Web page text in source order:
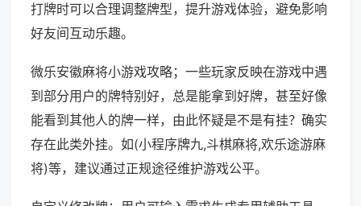
打牌时可以合理调整牌型，提升游戏体验，避免影响
好友间互动乐趣。
微乐安徽麻将小游戏攻略；一些玩家反映在游戏中遇
到部分用户的牌特别好，总是能拿到好牌，甚至好像
能看到其他人的牌一样，由此怀疑是不是有挂？确实
存在此类外挂。如(小程序牌九,斗棋麻将,欢乐途游麻
将)等，建议通过正规途径维护游戏公平。